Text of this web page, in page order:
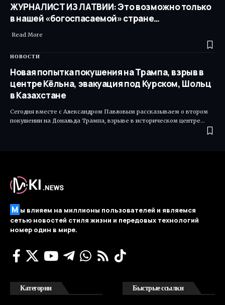
ЖУРНАЛИСТ ИЗ ЛАТВИИ: Это возможно только
в нашей «богоспасаемой» стране…
Read More ​
НОВОСТИ
Новая попытка покушения на Трампа, взрыв в
центре Кёльна, эвакуация под Курском, Шольц
в Казахстане
Сегодня вместе с Александром Павловым рассказываем о втором
покушении на Дональда Трампа, взрыве в историческом центре…
М ы влияем на миллионы пользователей и являемся
сетью новостей стиля жизни и передовых технологий
номер один в мире.
Категории Быстрые ссылки